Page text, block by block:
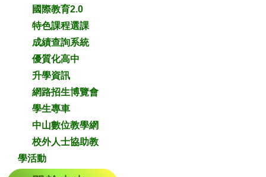
國際教育2.0
特色課程選課
成績查詢系統
優質化高中
升學資訊
網路招生博覽會
學生專車
中山數位教學網
校外人士協助教
學活動